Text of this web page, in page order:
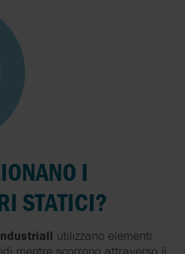
I
STATICI?
utilizzano elementi
mentre scorrono attraverso il